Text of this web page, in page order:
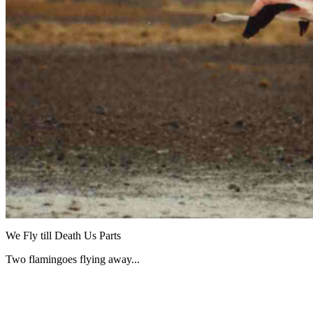
We Fly till Death Us Parts
Two flamingoes flying away...